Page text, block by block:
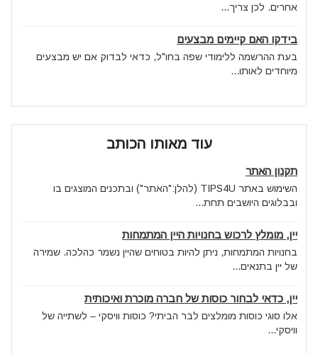
אחרים. לכן צריך...
בידקו האם קיימים מבצעים
בעת ההרשמה ללימודי שפה בחו"ל, כדאי לבדוק אם יש מבצעים
מיוחדים לאותו...
עוד מאותו הכותב
תקנון האתר
השימוש באתר TIPS4U (להלן:"האתר") ובתכנים המוצגים בו
ובבלוגים היושבים תחת...
יין, מומלץ לרכוש בחנויות היין המתמחות
בחנויות המתמחות, ניתן להיות בטוחים שהיין נשמר כהלכה. שמירה
של יין בתנאים...
יין, כדאי לבחור כוסות של חברה מוכרת ואיכותית
אלו סוגי כוסות מומלצים לבר הביתי? כוסות וויסקי – לשתייה של
וויסקי...